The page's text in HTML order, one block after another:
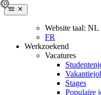
Website taal: NL
FR
Werkzoekend
Vacatures
Stages
Populaire